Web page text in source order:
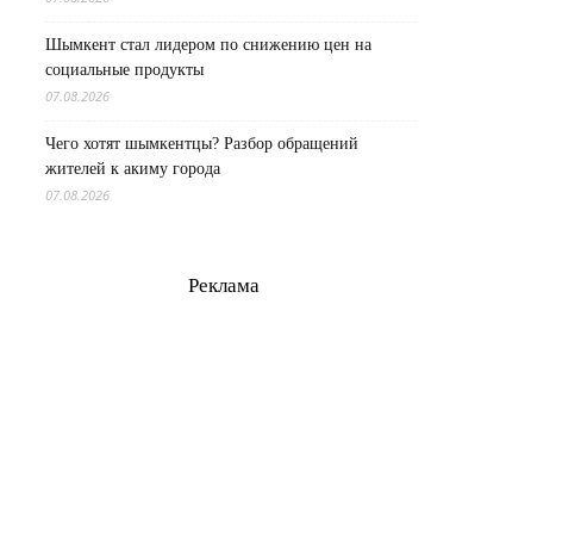
Шымкент стал лидером по снижению цен на
социальные продукты
07.08.2026
Чего хотят шымкентцы? Разбор обращений
жителей к акиму города
07.08.2026
Реклама